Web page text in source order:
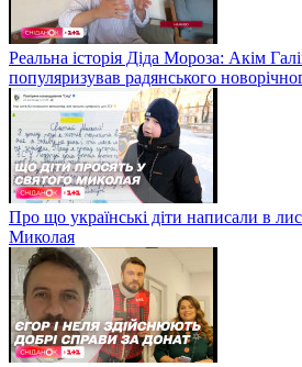
Реальна історія Діда Мороза: Акім
популяризував радянського
Про що українські діти написали в
Миколая